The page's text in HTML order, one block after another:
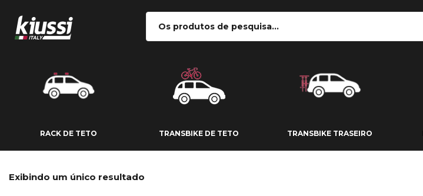
RACK DE TETO TRANSBIKE DE TETO TRANSBIKE TRASEIRO
TRANSBIKE DE TETO
Exibindo um único resultado